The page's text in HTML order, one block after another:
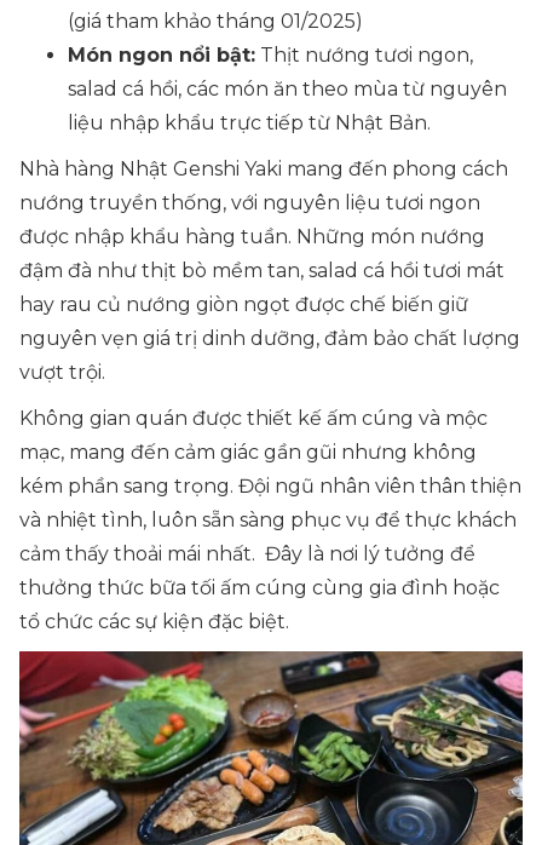
(giá tham khảo tháng 01/2025)
Món ngon nổi bật: Thịt nướng tươi ngon,
salad cá hồi, các món ăn theo mùa từ nguyên
liệu nhập khẩu trực tiếp từ Nhật Bản.
Nhà hàng Nhật Genshi Yaki mang đến phong cách
nướng truyền thống, với nguyên liệu tươi ngon
được nhập khẩu hàng tuần. Những món nướng
đậm đà như thịt bò mềm tan, salad cá hồi tươi mát
hay rau củ nướng giòn ngọt được chế biến giữ
nguyên vẹn giá trị dinh dưỡng, đảm bảo chất lượng
vượt trội.
Không gian quán được thiết kế ấm cúng và mộc
mạc, mang đến cảm giác gần gũi nhưng không
kém phần sang trọng. Đội ngũ nhân viên thân thiện
và nhiệt tình, luôn sẵn sàng phục vụ để thực khách
cảm thấy thoải mái nhất. Đây là nơi lý tưởng để
thưởng thức bữa tối ấm cúng cùng gia đình hoặc
tổ chức các sự kiện đặc biệt.